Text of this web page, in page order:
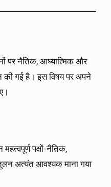
पर नैतिक, आध्यात्मिक और
की गई है। इस विषय पर अपने
पक्षों-नैतिक,
अत्यंत आवश्यक माना गया